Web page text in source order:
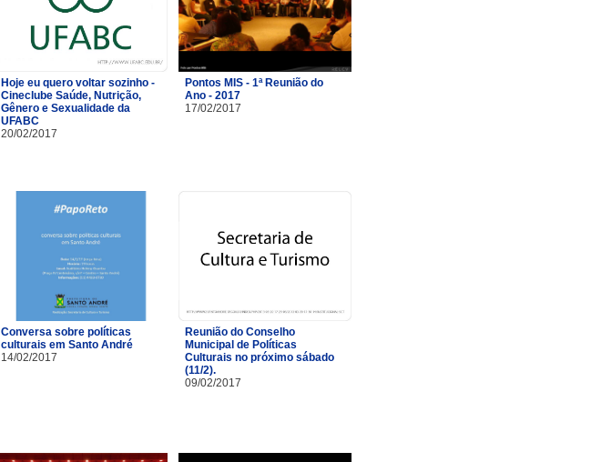
Hoje eu quero voltar sozinho -
Cineclube Saúde, Nutrição,
Gênero e Sexualidade da
UFABC
20/02/2017
Pontos MIS - 1ª Reunião do
Ano - 2017
17/02/2017
Conversa sobre políticas
culturais em Santo André
14/02/2017
Reunião do Conselho
Municipal de Políticas
Culturais no próximo sábado
(11/2).
09/02/2017